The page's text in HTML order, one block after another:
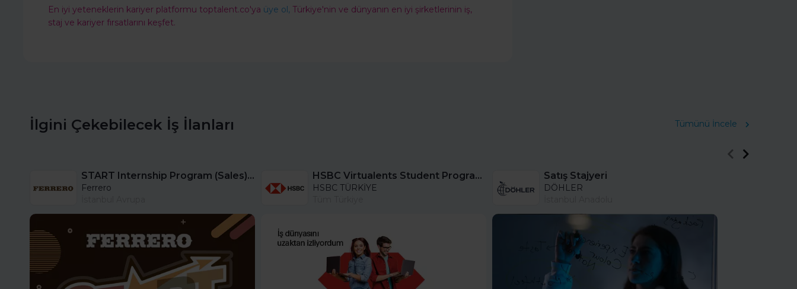
En iyi yeteneklerin kariyer platformu toptalent.co'ya üye ol, Türkiye'nin ve dünyanın en iyi şirketlerinin iş,
staj ve kariyer fırsatlarını keşfet.
İlgini Çekebilecek İş İlanları Tümünü İncele
START Internship Program (Sales) - Istanbul
Ferrero
HSBC Virtualents Student Program bu sene de devam ediyor!
HSBC TÜRKİYE
Satış Stajyeri
DÖHLER